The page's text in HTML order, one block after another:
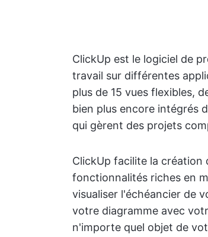
ClickUp est le logiciel de
travail sur différentes
plus de 15 vues flexibles,
bien plus encore intégrés
qui gèrent des projets
ClickUp facilite la création
fonctionnalités riches en
visualiser l'échéancier de
votre diagramme avec
n'importe quel objet de